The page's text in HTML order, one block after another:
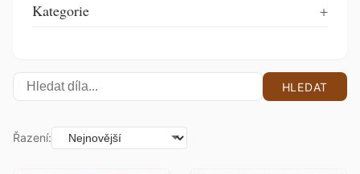
Kategorie
HLEDAT
Řazení: